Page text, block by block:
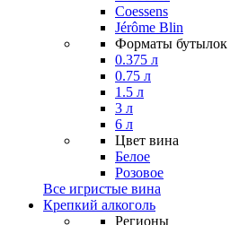
Coessens
Jérôme Blin
Форматы бутылок
0.375 л
0.75 л
1.5 л
3 л
6 л
Цвет вина
Белое
Розовое
Все игристые вина
Крепкий алкоголь
Регионы